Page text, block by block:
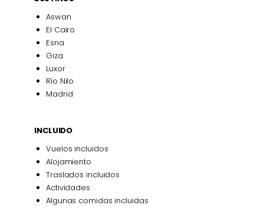
Aswan
El Cairo
Esna
Giza
Luxor
Río Nilo
Madrid
INCLUIDO
Vuelos incluidos
Alojamiento
Traslados incluidos
Actividades
Algunas comidas incluidas